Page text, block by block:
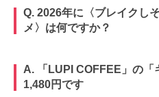
Q. 2026年に〈ブレイクし
メ〉は何ですか？
A. 「LUPI COFFEE」の「
1,480円です